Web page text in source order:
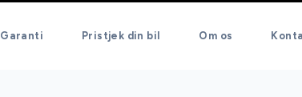
Garanti Pristjek din bil Om os